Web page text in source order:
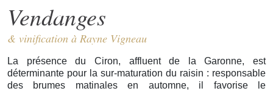
Vendanges
& vinification à Rayne Vigneau
La présence du Ciron, affluent de la Garonne, est
déterminante pour la sur-maturation du raisin : responsable
des brumes matinales en automne, il favorise le